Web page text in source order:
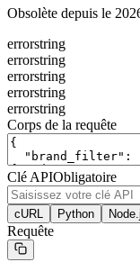
Obsolète depuis le
errorstring
errorstring
errorstring
errorstring
errorstring
Corps de la requête
Clé APIObligatoire
cURL
Python
Requête